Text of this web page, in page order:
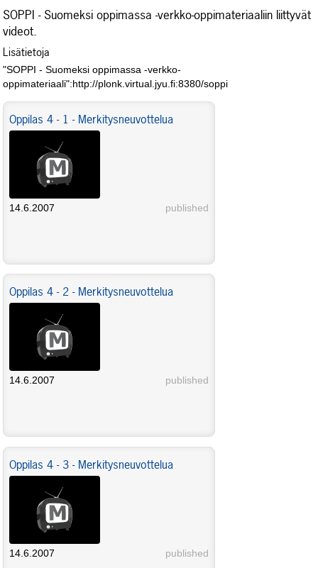
SOPPI - Suomeksi oppimassa -verkko-oppimateriaaliin liittyvät
videot.
Lisätietoja
"SOPPI - Suomeksi oppimassa -verkko-
oppimateriaali":http://plonk.virtual.jyu.fi:8380/soppi
Oppilas 4 - 1 - Merkitysneuvottelua
published
14.6.2007
Oppilas 4 - 2 - Merkitysneuvottelua
published
14.6.2007
Oppilas 4 - 3 - Merkitysneuvottelua
published
14.6.2007